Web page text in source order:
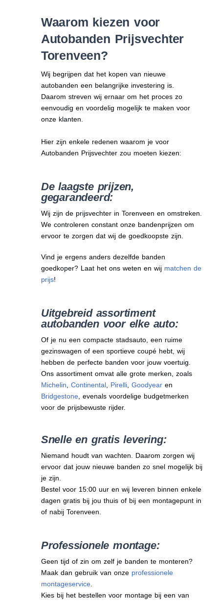
Waarom kiezen voor
Autobanden Prijsvechter
Torenveen?
Wij begrijpen dat het kopen van nieuwe
autobanden een belangrijke investering is.
Daarom streven wij ernaar om het proces zo
eenvoudig en voordelig mogelijk te maken voor
onze klanten.
Hier zijn enkele redenen waarom je voor
Autobanden Prijsvechter zou moeten kiezen:
De laagste prijzen,
gegarandeerd:
Wij zijn de prijsvechter in Torenveen en omstreken.
We controleren constant onze bandenprijzen om
ervoor te zorgen dat wij de goedkoopste zijn.
Vind je ergens anders dezelfde banden
goedkoper? Laat het ons weten en wij matchen de
prijs!
Uitgebreid assortiment
autobanden voor elke auto:
Of je nu een compacte stadsauto, een ruime
gezinswagen of een sportieve coupé hebt, wij
hebben de perfecte banden voor jouw voertuig.
Ons assortiment omvat alle grote merken, zoals
Michelin, Continental, Pirelli, Goodyearen
Bridgestone, evenals voordelige budgetmerken
voor de prijsbewuste rijder.
Snelle en gratis levering:
Niemand houdt van wachten. Daarom zorgen wij
ervoor dat jouw nieuwe banden zo snel mogelijk bij
je zijn.
Bestel voor 15:00 uur en wij leveren binnen enkele
dagen gratis bij jou thuis of bij een montagepunt in
of nabij Torenveen.
Professionele montage:
Geen tijd of zin om zelf je banden te monteren?
Maak dan gebruik van onze professionele
montageservice.
Kies bij het bestellen voor montage bij een van